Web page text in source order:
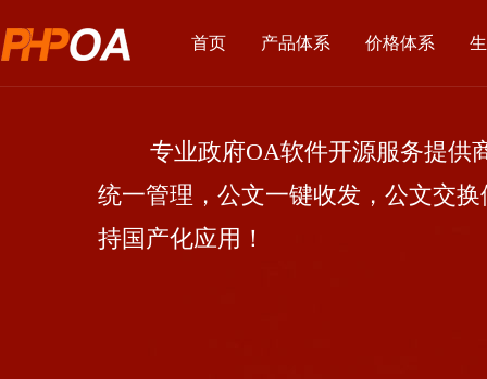
首页 产品体系 价格体系
专业政府OA软件开源服务提供商
统一管理，公文一键收发，公文交
持国产化应用！